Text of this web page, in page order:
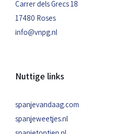
Carrer dels Grecs 18
17480 Roses
info@vnpg.nl
Nuttige links
spanjevandaag.com
spanjeweetjes.nl